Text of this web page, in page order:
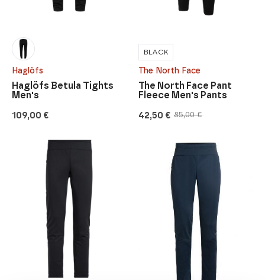
Haglöfs
109,00 €
Haglöfs Betula Tights
Men's
The North Face
85,00€
Original
42,50 €
Current
The North Face Pant
Fleece Men's Pants
BLACK